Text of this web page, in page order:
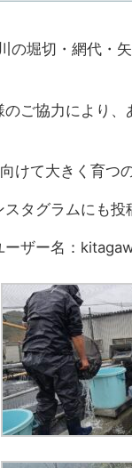
の堀切・網代・
ご協力により
けて大きく育つ
タグラムにも投
ーザー名：